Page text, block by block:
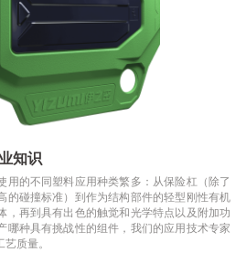
知识
用的不同塑料应用种类繁多：从保险杠（除了
的碰撞标准）到作为结构部件的轻型刚性有机
，再到具有出色的触觉和光学特点以及附加功
哪种具有挑战性的组件，我们的应用技术专家
质量。